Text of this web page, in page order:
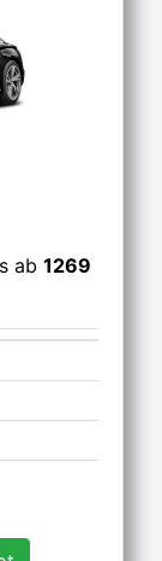
ab 1269